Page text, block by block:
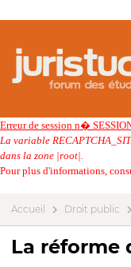
Erreur de session n�
La variable
dans la zone |root|.
Pour plus d'informations,
Accueil Droit public
La réforme